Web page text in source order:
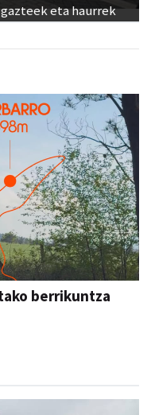
eta haurrek
berrikuntza